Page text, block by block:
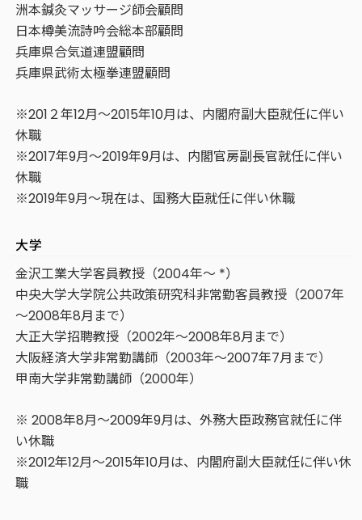
洲本鍼灸マッサージ師会顧問
日本樽美流詩吟会総本部顧問
兵庫県合気道連盟顧問
兵庫県武術太極拳連盟顧問
※201２年12月～2015年10月は、内閣府副大臣就任に伴い
休職
※2017年9月～2019年9月は、内閣官房副長官就任に伴い
休職
※2019年9月～現在は、国務大臣就任に伴い休職
大学
金沢工業大学客員教授（2004年～ *）
中央大学大学院公共政策研究科非常勤客員教授（2007年
～2008年8月まで）
大正大学招聘教授（2002年～2008年8月まで）
大阪経済大学非常勤講師（2003年～2007年7月まで）
甲南大学非常勤講師（2000年）
※ 2008年8月～2009年9月は、外務大臣政務官就任に伴
い休職
※2012年12月～2015年10月は、内閣府副大臣就任に伴い休
職